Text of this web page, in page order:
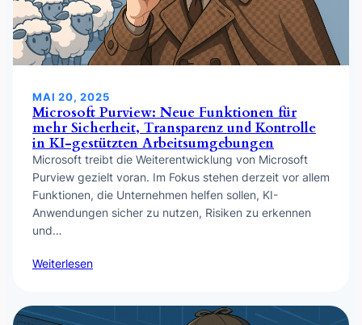
MAI 20, 2025
Microsoft Purview: Neue Funktionen für
mehr Sicherheit, Transparenz und Kontrolle
in KI-gestützten Arbeitsumgebungen
Microsoft treibt die Weiterentwicklung von Microsoft
Purview gezielt voran. Im Fokus stehen derzeit vor allem
Funktionen, die Unternehmen helfen sollen, KI-
Anwendungen sicher zu nutzen, Risiken zu erkennen
und…
Weiterlesen